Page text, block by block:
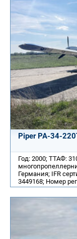
Piper PA-34-
Год: 2000; ТТАФ:
Германия; IFR
3449168; Номер